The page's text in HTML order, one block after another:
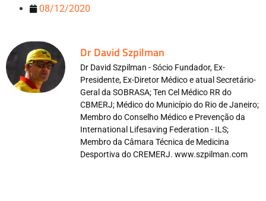
08/12/2020
Dr David Szpilman
Dr David Szpilman - Sócio Fundador, Ex-
Presidente, Ex-Diretor Médico e atual Secretário-
Geral da SOBRASA; Ten Cel Médico RR do
CBMERJ; Médico do Município do Rio de Janeiro;
Membro do Conselho Médico e Prevenção da
International Lifesaving Federation - ILS;
Membro da Câmara Técnica de Medicina
Desportiva do CREMERJ. www.szpilman.com